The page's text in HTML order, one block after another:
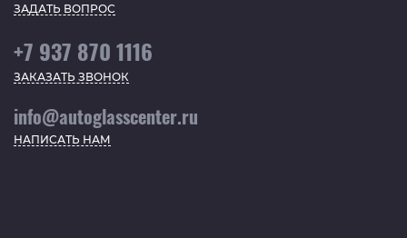
ЗАДАТЬ ВОПРОС
+7 937 870 1116
ЗАКАЗАТЬ ЗВОНОК
info@autoglasscenter.ru
НАПИСАТЬ НАМ